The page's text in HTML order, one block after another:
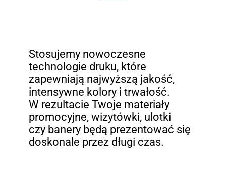
Stosujemy nowoczesne
technologie druku, które
zapewniają najwyższą jakość,
intensywne kolory i trwałość.
W rezultacie Twoje materiały
promocyjne, wizytówki, ulotki
czy banery będą prezentować się
doskonale przez długi czas.